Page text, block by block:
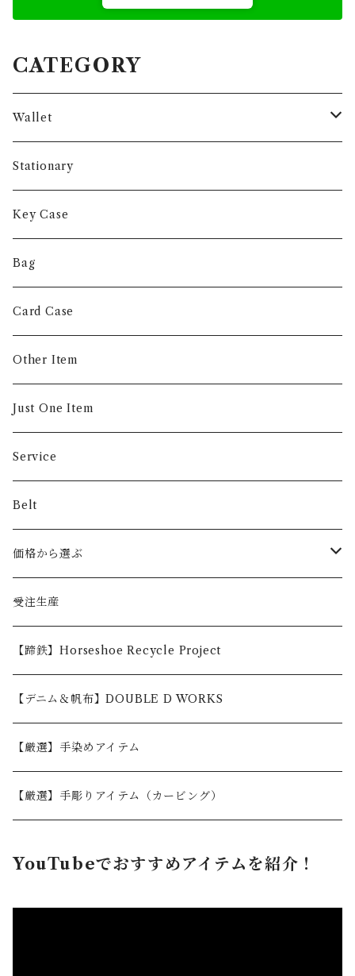
CATEGORY
Wallet
Long Wallet
Short Wallet
Coin Case
Money Clip
Stationary
Key Case
Bag
Card Case
Other Item
Just One Item
Service
Belt
価格から選ぶ
〜5,000円
5,001〜10,000円
10,001〜30,000円
30,001円〜
受注生産
【蹄鉄】Horseshoe Recycle Project
【デニム＆帆布】DOUBLE D WORKS
【厳選】手染めアイテム
【厳選】手彫りアイテム（カービング）
YouTubeでおすすめアイテムを紹介！